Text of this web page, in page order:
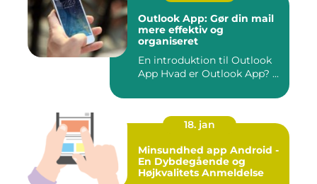
Outlook App: Gør din mail
mere effektiv og
organiseret
En introduktion til Outlook
App Hvad er Outlook App? ...
18. jan
Minsundhed app Android -
En Dybdegående og
Højkvalitets Anmeldelse